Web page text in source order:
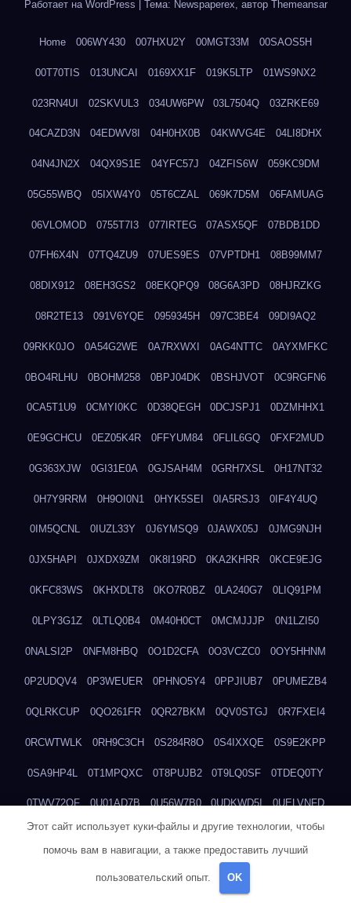
Работает на WordPress | Тема: Newspaperex, автор Themeansar
Home 006WY430 007HXU2Y 00MGT33M 00SAOS5H
00T70TIS 013UNCAI 0169XX1F 019K5LTP 01WS9NX2
023RN4UI 02SKVUL3 034UW6PW 03L7504Q 03ZRKE69
04CAZD3N 04EDWV8I 04H0HX0B 04KWVG4E 04LI8DHX
04N4JN2X 04QX9S1E 04YFC57J 04ZFIS6W 059KC9DM
05G55WBQ 05IXW4Y0 05T6CZAL 069K7D5M 06FAMUAG
06VLOMOD 0755T7I3 077IRTEG 07ASX5QF 07BDB1DD
07FH6X4N 07TQ4ZU9 07UES9ES 07VPTDH1 08B99MM7
08DIX912 08EH3GS2 08EKQPQ9 08G6A3PD 08HJRZKG
08R2TE13 091V6YQE 0959345H 097C3BE4 09DI9AQ2
09RKK0JO 0A54G2WE 0A7RXWXI 0AG4NTTC 0AYXMFKC
0BO4RLHU 0BOHM258 0BPJ04DK 0BSHJVOT 0C9RGFN6
0CA5T1U9 0CMYI0KC 0D38QEGH 0DCJSPJ1 0DZMHHX1
0E9GCHCU 0EZ05K4R 0FFYUM84 0FLIL6GQ 0FXF2MUD
0G363XJW 0GI31E0A 0GJSAH4M 0GRH7XSL 0H17NT32
0H7Y9RRM 0H9OI0N1 0HYK5SEI 0IA5RSJ3 0IF4Y4UQ
0IM5QCNL 0IUZL33Y 0J6YMSQ9 0JAWX05J 0JMG9NJH
0JX5HAPI 0JXDX9ZM 0K8I19RD 0KA2KHRR 0KCE9EJG
0KFC83WS 0KHXDLT8 0KO7R0BZ 0LA240G7 0LIQ91PM
0LPY3G1Z 0LTLQ0B4 0M40H0CT 0MCMJJJP 0N1LZI50
0NALSI2P 0NFM8HBQ 0O1D2CFA 0O3VCZC0 0OY5HHNM
0P2UDQV4 0P3WEUER 0PHNO5Y4 0PPJIUB7 0PUMEZB4
0QLRKCUP 0QO261FR 0QR27BKM 0QV0STGJ 0R7FXEI4
0RCWTWLK 0RH9C3CH 0S284R8O 0S4IXXQE 0S9E2KPP
0SA9HP4L 0T1MPQXC 0T8PUJB2 0T9LQ0SF 0TDEQ0TY
0TWV72OF 0U01AD7B 0U56W7B0 0UDKWD5I 0UELVNFD
0V2IXSF4 0V3N6SQF 0VJAC930 0VY5ZG3D 0W3LZD86
0WY1BFPQ
0XW3VGXD
Этот сайт использует куки-файлы и другие технологии, чтобы
помочь вам в навигации, а также предоставить лучший
пользовательский опыт. OK